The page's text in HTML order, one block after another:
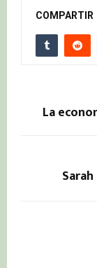
COMPARTIR
La